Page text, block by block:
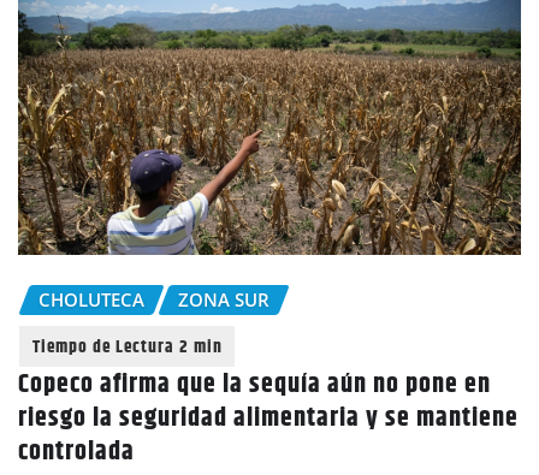
CHOLUTECA ZONA SUR
Copeco afirma que la sequía aún no pone en
riesgo la seguridad alimentaria y se mantiene
controlada